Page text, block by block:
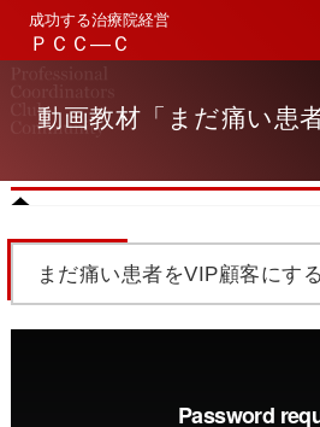
成功する治療院経営
ＰＣＣ―Ｃ
動画教材「まだ痛い患
まだ痛い患者をVIP顧客にす